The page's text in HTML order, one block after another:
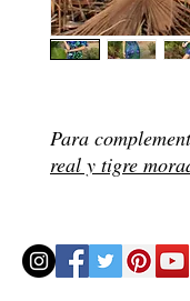
Para
real y tigre